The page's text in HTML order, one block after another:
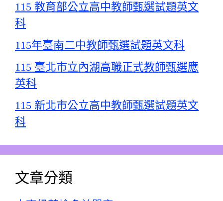
115 教育部公立高中教師甄選試題英文
科
115年臺南二中教師甄選試題英文科
115 臺北市立內湖高職正式教師甄選應
英科
115 新北市公立高中教師甄選試題英文
科
文章分類